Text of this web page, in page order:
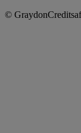
©